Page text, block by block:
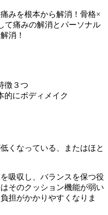
みを根本から解消！骨格×
て痛みの解消とパーソナル
消！
徴３つ
的にボディメイク
くなっている、またはほと
吸収し、バランスを保つ役
そのクッション機能が弱い
担がかかりやすくなりま